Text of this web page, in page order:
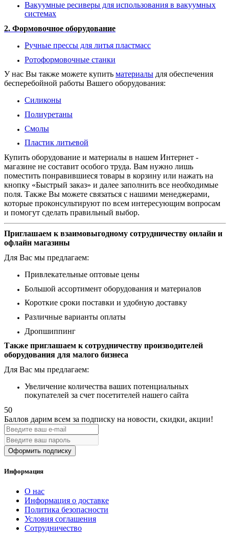
Вакуумные ресиверы для использования в вакуумных
системах
2. Формовочное оборудование
Ручные прессы для литья пластмасс
Ротоформовочные станки
У нас Вы также можете купить материалы для обеспечения
бесперебойной работы Вашего оборудования:
Силиконы
Полиуретаны
Смолы
Пластик литьевой
Купить оборудование и материалы в нашем Интернет -
магазине не составит особого труда. Вам нужно лишь
поместить понравившиеся товары в корзину или нажать на
кнопку «Быстрый заказ» и далее заполнить все необходимые
поля. Также Вы можете связаться с нашими менеджерами,
которые проконсультируют по всем интересующим вопросам
и помогут сделать правильный выбор.
Приглашаем к взаимовыгодному сотрудничеству онлайн и
офлайн магазины
Для Вас мы предлагаем:
Привлекательные оптовые цены
Большой ассортимент оборудования и материалов
Короткие сроки поставки и удобную доставку
Различные варианты оплаты
Дропшиппинг
Также приглашаем к сотрудничеству производителей
оборудования для малого бизнеса
Для Вас мы предлагаем:
Увеличение количества ваших потенциальных
покупателей за счет посетителей нашего сайта
50
Баллов дарим всем за подписку на новости, скидки, акции!
Оформить подписку
Информация
О нас
Информация о доставке
Политика безопасности
Условия соглашения
Сотрудничество